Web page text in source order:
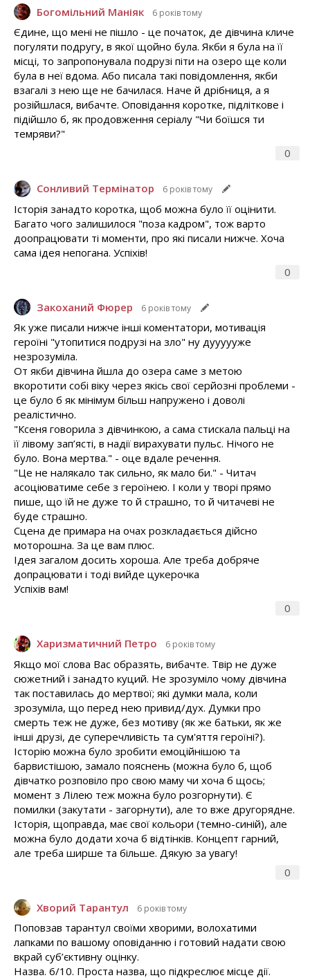
Богомільний Маніяк 6 років тому
0
Єдине, що мені не пішло - це початок, де дівчина кличе
погуляти подругу, в якої щойно була. Якби я була на її
місці, то запропонувала подрузі піти на озеро ще коли
була в неї вдома. Або писала такі повідомлення, якби
взагалі з нею ще не бачилася. Наче й дрібниця, а я
розійшлася, вибачте. Оповідання коротке, підліткове і
підійшло б, як продовження серіалу "Чи боїшся ти
темряви?"
Сонливий Термінатор 6 років тому
0
Історія занадто коротка, щоб можна було її оцінити.
Багато чого залишилося "поза кадром", тож варто
доопрацювати ті моменти, про які писали нижче. Хоча
сама ідея непогана. Успіхів!
Закоханий Фюрер 6 років тому
0
Як уже писали нижче інші коментатори, мотивація
героїні "утопитися подрузі на зло" ну дуууууже
незрозуміла.
От якби дівчина йшла до озера саме з метою
вкоротити собі віку через якісь свої серйозні проблеми -
це було б як мінімум більш напружено і доволі
реалістично.
"Ксеня говорила з дівчинкою, а сама стискала пальці на
її лівому зап’ясті, в надії вирахувати пульс. Нічого не
було. Вона мертва." - оце вдале речення.
"Це не налякало так сильно, як мало би." - Читач
асоціюватиме себе з героїнею. І коли у творі прямо
пише, що їй не дуже то й страшно, то й читачеві не
буде страшно.
Сцена де примара на очах розкладається дійсно
моторошна. За це вам плюс.
Ідея загалом досить хороша. Але треба добряче
допрацювати і тоді вийде цукерочка
Успіхів вам!
Харизматичний Петро 6 років тому
0
Якщо мої слова Вас образять, вибачте. Твір не дуже
сюжетний і занадто куций. Не зрозуміло чому дівчина
так поставилась до мертвої; які думки мала, коли
зрозуміла, що перед нею привид/дух. Думки про
смерть теж не дуже, без мотиву (як же батьки, як же
інші друзі, де суперечливість та сум'яття героїні?).
Історію можна було зробити емоційнішою та
барвистішою, замало пояснень (можна було б, щоб
дівчатко розповіло про свою маму чи хоча б щось;
момент з Лілею теж можна було розгорнути). Є
помилки (закутати - загорнути), але то вже другорядне.
Історія, щоправда, має свої кольори (темно-синій), але
можна було додати хоча б відтінків. Концепт гарний,
але треба ширше та більше. Дякую за увагу!
Хворий Тарантул 6 років тому
Поповзав тарантул своїми хворими, волохатими
лапками по вашому оповіданню і готовий надати свою
вкрай суб’єктивну оцінку.
Назва. 6/10. Проста назва, що підкреслює місце дії.